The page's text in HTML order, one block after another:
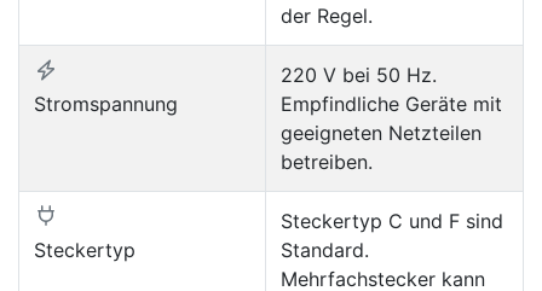
der Regel.
Stromspannung
220 V bei 50 Hz.
Empfindliche Geräte mit
geeigneten Netzteilen
betreiben.
Steckertyp
Steckertyp C und F sind
Standard.
Mehrfachstecker kann